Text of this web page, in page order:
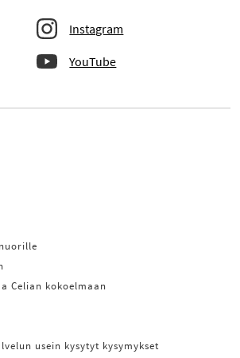
Instagram
YouTube
Celian kokoelmaan
usein kysytyt kysymykset